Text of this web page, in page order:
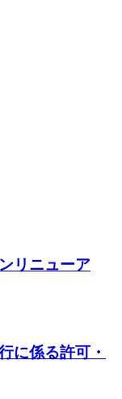
リニューア
に係る許可・